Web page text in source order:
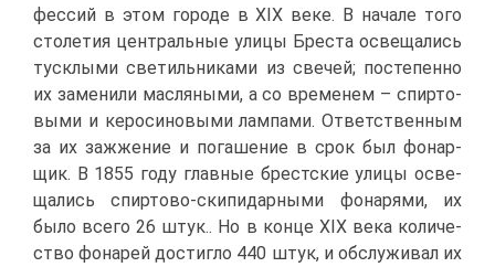
фес­сий в этом го­ро­де в XIX ве­ке. В на­ча­ле то­го
сто­ле­тия цен­траль­ные ули­цы Бре­ста осве­ща­лись
туск­лы­ми све­тиль­ни­ка­ми из све­чей; по­сте­пен­но
их за­ме­ни­ли мас­ля­ны­ми, а со вре­ме­нем – спир­то­
вы­ми и ке­ро­си­но­вы­ми лам­па­ми. От­вет­ствен­ным
за их за­жже­ние и по­га­ше­ние в срок был фо­нар­
щик. В 1855 го­ду глав­ные брест­ские ули­цы осве­
ща­лись спир­то­во-ски­пи­дар­ны­ми фо­на­ря­ми, их
бы­ло все­го 26 штук.. Но в кон­це XIX ве­ка ко­ли­че­
ство фо­на­рей до­стиг­ло 440 штук, и об­слу­жи­вал их